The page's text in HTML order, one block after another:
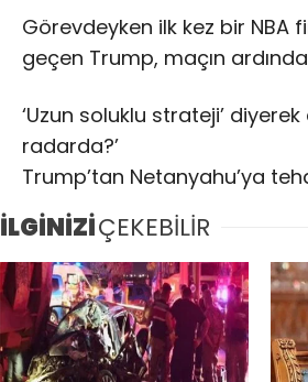
Görevdeyken ilk kez bir NBA
geçen Trump, maçın
‘Uzun soluklu strateji’
radarda?’
Trump’tan Netanyahu’ya
İLGİNİZİÇEKEBİLİR